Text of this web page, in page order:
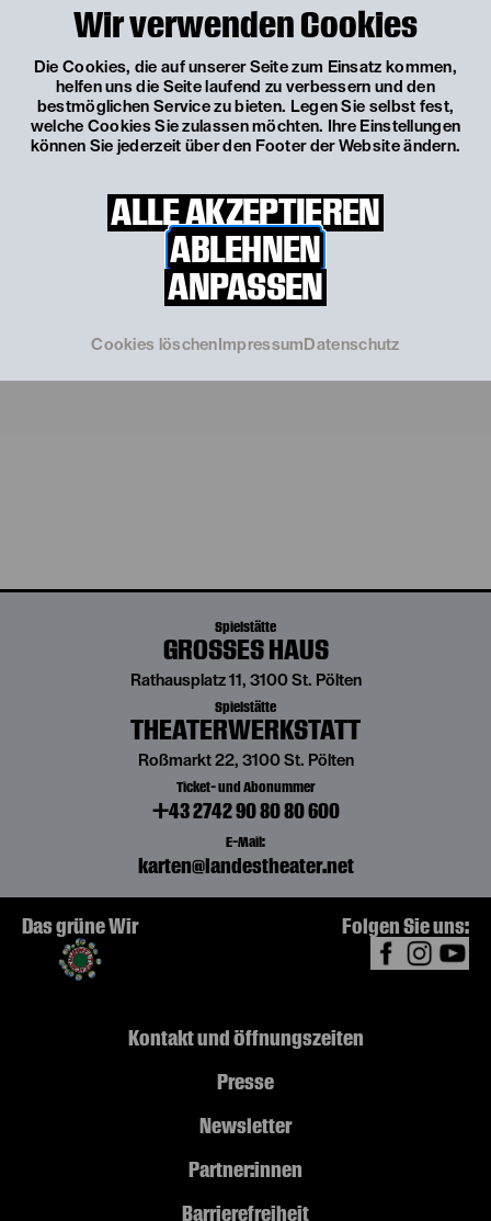
Wir verwenden Cookies
Die Cookies, die auf unserer Seite zum Einsatz kommen,
helfen uns die Seite laufend zu verbessern und den
bestmöglichen Service zu bieten. Legen Sie selbst fest,
welche Cookies Sie zulassen möchten. Ihre Einstellungen
können Sie jederzeit über den Footer der Website ändern.
ALLE AKZEPTIEREN
ABLEHNEN
ANPASSEN
Cookies löschen Impressum Datenschutz
Awards" in der Kategorie Bestes Kostümdesign in Film und
Fernsehen – International nominiert.
Sie wurde 2018 für das bei der Berlinale nominierte
Filmdrama „Pig“ bei der „20. Feier des iranischen Kinos“
mit dem Preis für das beste Kostümdesign ausgezeichnet.
Im Jahr 2016 wurde sie von der "Iranian Film Critics Guild"
unter der Regie von Mani Haghighi, ausgezeichnet.
Als Theaterkostümbildnerin hat Negar in renommierten
Theatern in Iran, Deutschland und Kanada gearbeitet.
„Maria Stuart“ ist Negars siebte Zusammenarbeit mit dem
international anerkannten Theaterregisseur Amir Reza
Spielstätte
GROSSES HAUS
Rathausplatz 11, 3100 St. Pölten
Spielstätte
THEATERWERKSTATT
Roßmarkt 22, 3100 St. Pölten
Ticket- und Abonummer
+43 2742 90 80 80 600
E-Mail:
karten@landestheater.net
Das grüne Wir Folgen Sie uns:
Kontakt und Öffnungszeiten
Presse
Newsletter
Partner:innen
Barrierefreiheit